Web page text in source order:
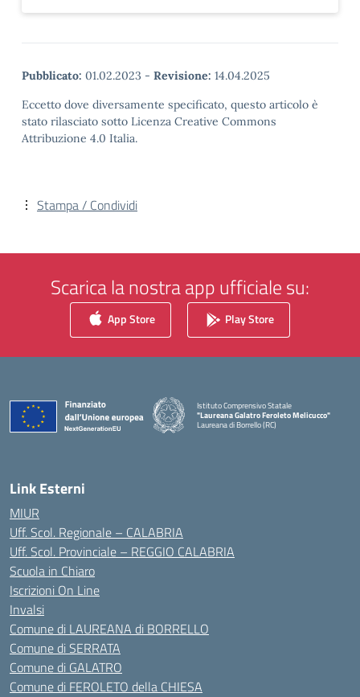
Pubblicato: 01.02.2023 - Revisione: 14.04.2025
Eccetto dove diversamente specificato, questo articolo è
stato rilasciato sotto Licenza Creative Commons
Attribuzione 4.0 Italia.
Stampa / Condividi
Scarica la nostra app ufficiale su:
App Store Play Store
Istituto Comprensivo Statale
"Laureana Galatro Feroleto Melicucco"
Laureana di Borrello (RC)
Link Esterni
MIUR
Uff. Scol. Regionale – CALABRIA
Uff. Scol. Provinciale – REGGIO CALABRIA
Scuola in Chiaro
Iscrizioni On Line
Invalsi
Comune di LAUREANA di BORRELLO
Comune di SERRATA
Comune di GALATRO
Comune di FEROLETO della CHIESA